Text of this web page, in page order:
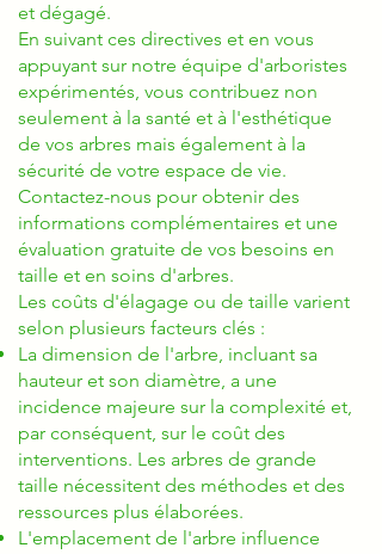
et dégagé.
En suivant ces directives et en vous
appuyant sur notre équipe d'arboristes
expérimentés, vous contribuez non
seulement à la santé et à l'esthétique
de vos arbres mais également à la
sécurité de votre espace de vie.
Contactez-nous pour obtenir des
informations complémentaires et une
évaluation gratuite de vos besoins en
taille et en soins d'arbres.
Les coûts d'élagage ou de taille varient
selon plusieurs facteurs clés :
La dimension de l'arbre, incluant sa
hauteur et son diamètre, a une
incidence majeure sur la complexité et,
par conséquent, sur le coût des
interventions. Les arbres de grande
taille nécessitent des méthodes et des
ressources plus élaborées.
L'emplacement de l'arbre influence